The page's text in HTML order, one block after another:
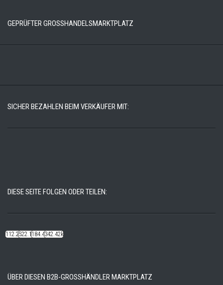
GEPRÜFTER GROSSHANDELSMARKTPLATZ
SICHER BEZAHLEN BEIM VERKÄUFER MIT:
DIESE SEITE FOLGEN ODER TEILEN:
112.22k522.14k184.48k342.42k
ÜBER DIESEN B2B-GROSSHÄNDLER MARKTPLATZ